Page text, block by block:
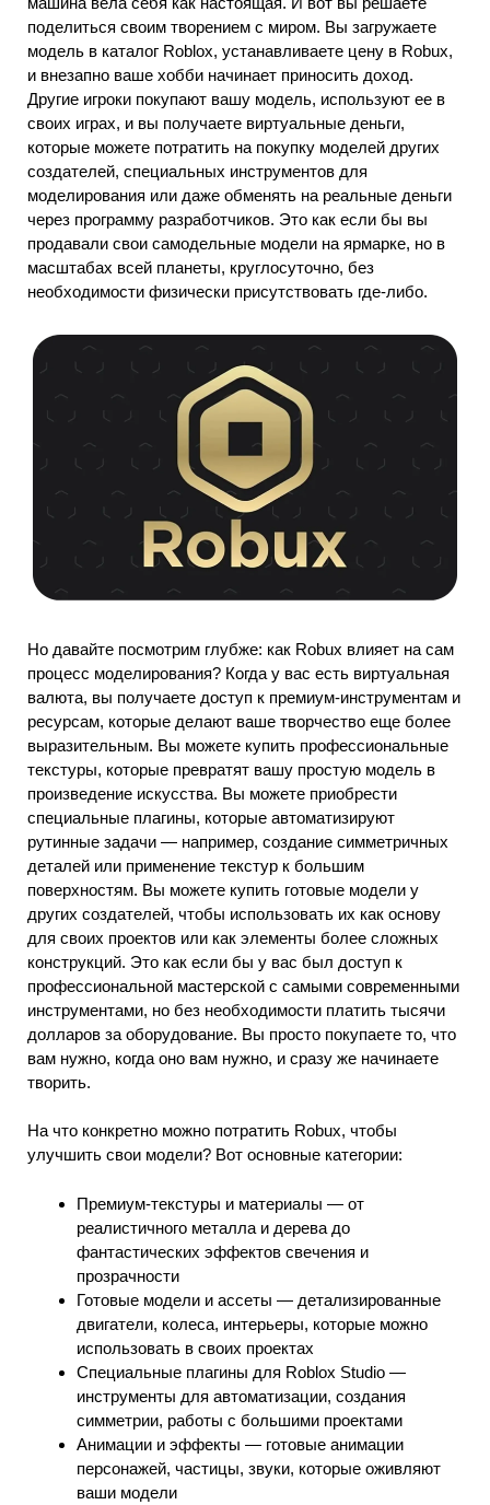
поделиться своим творением с миром. Вы загружаете
модель в каталог Roblox, устанавливаете цену в Robux,
и внезапно ваше хобби начинает приносить доход.
Другие игроки покупают вашу модель, используют ее в
своих играх, и вы получаете виртуальные деньги,
которые можете потратить на покупку моделей других
создателей, специальных инструментов для
моделирования или даже обменять на реальные деньги
через программу разработчиков. Это как если бы вы
продавали свои самодельные модели на ярмарке, но в
масштабах всей планеты, круглосуточно, без
необходимости физически присутствовать где-либо.
Но давайте посмотрим глубже: как Robux влияет на сам
процесс моделирования? Когда у вас есть виртуальная
валюта, вы получаете доступ к премиум-инструментам и
ресурсам, которые делают ваше творчество еще более
выразительным. Вы можете купить профессиональные
текстуры, которые превратят вашу простую модель в
произведение искусства. Вы можете приобрести
специальные плагины, которые автоматизируют
рутинные задачи — например, создание симметричных
деталей или применение текстур к большим
поверхностям. Вы можете купить готовые модели у
других создателей, чтобы использовать их как основу
для своих проектов или как элементы более сложных
конструкций. Это как если бы у вас был доступ к
профессиональной мастерской с самыми современными
инструментами, но без необходимости платить тысячи
долларов за оборудование. Вы просто покупаете то, что
вам нужно, когда оно вам нужно, и сразу же начинаете
творить.
На что конкретно можно потратить Robux, чтобы
улучшить свои модели? Вот основные категории:
Премиум-текстуры и материалы — от
реалистичного металла и дерева до
фантастических эффектов свечения и
прозрачности
Готовые модели и ассеты — детализированные
двигатели, колеса, интерьеры, которые можно
использовать в своих проектах
Специальные плагины для Roblox Studio —
инструменты для автоматизации, создания
симметрии, работы с большими проектами
Анимации и эффекты — готовые анимации
персонажей, частицы, звуки, которые оживляют
ваши модели